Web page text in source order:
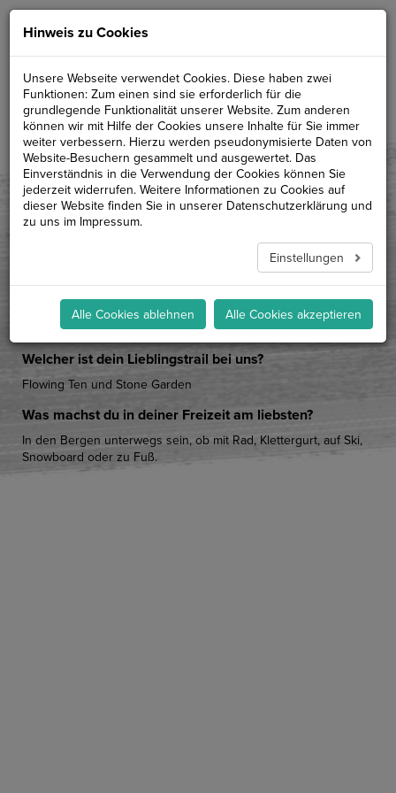
aus dem Team der Bikeschule
"KETTENJAGD"
Spezialist für?
Das Schaffen eines neuen Erlebnisses am Berg mit Bike.
Besonders gern mit Kids und Womens.
Was fährst du selbst für ein Bike?
Am meisten mein geliebtes Hardtail Trek Procaliber.
Seit wann rockst du Trails?
seit 2011
Welcher ist dein Lieblingstrail bei uns?
Flowing Ten und Stone Garden
Was machst du in deiner Freizeit am liebsten?
In den Bergen unterwegs sein, ob mit Rad, Klettergurt, auf Ski,
Snowboard oder zu Fuß.
Hinweis zu Cookies
Unsere Webseite verwendet Cookies. Diese haben zwei
Funktionen: Zum einen sind sie erforderlich für die
grundlegende Funktionalität unserer Website. Zum anderen
können wir mit Hilfe der Cookies unsere Inhalte für Sie immer
weiter verbessern. Hierzu werden pseudonymisierte Daten von
Website-Besuchern gesammelt und ausgewertet. Das
Einverständnis in die Verwendung der Cookies können Sie
jederzeit widerrufen. Weitere Informationen zu Cookies auf
dieser Website finden Sie in unserer Datenschutzerklärung und
zu uns im Impressum.
Einstellungen
Alle Cookies ablehnen Alle Cookies akzeptieren